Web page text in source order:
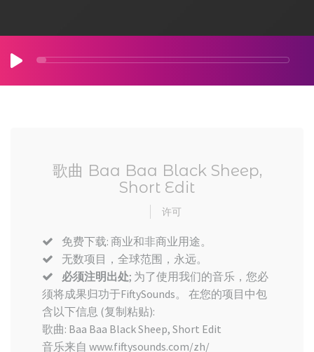
歌曲 Baa Baa Black Sheep,
Short Edit
许可
免费下载: 商业和非商业用途。
无数项目，全球范围，永远。
必须注明出处; 为了使用我们的音乐，您必
须将成果归功于FiftySounds。 在您的项目中包
含以下信息 (复制粘贴):
歌曲: Baa Baa Black Sheep, Short Edit
音乐来自 www.fiftysounds.com/zh/